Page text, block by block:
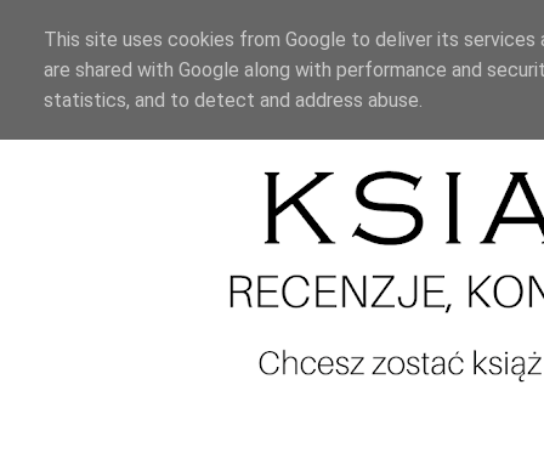
This site uses cookies from Google to deliver its
are shared with Google along with performance and
statistics, and to detect and address abuse.